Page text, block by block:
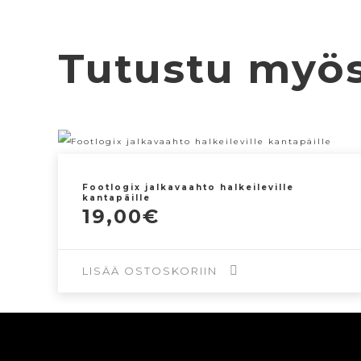
Tutustu
Footlogix jalkavaahto halkeileville
kantapäille
19,00€
LISÄÄ OSTOSKORIIN